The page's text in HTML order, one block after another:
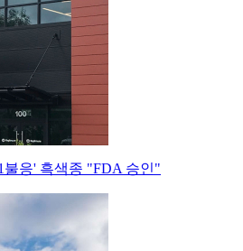
불응' 흑색종 "FDA 승인"